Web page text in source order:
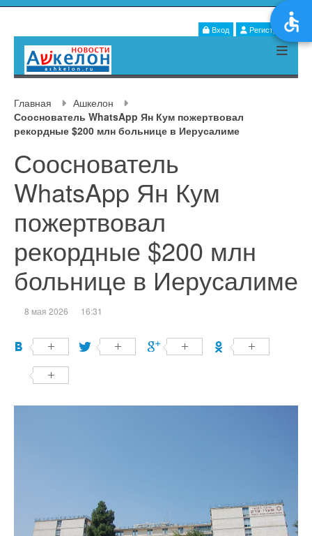
Вход Регистрация
Главная
Ашкелон
Сооснователь WhatsApp Ян Кум пожертвовал
рекордные $200 млн больнице в Иерусалиме
Сооснователь
WhatsApp Ян Кум
пожертвовал
рекордные $200 млн
больнице в Иерусалиме
8 мая 2026 16:31